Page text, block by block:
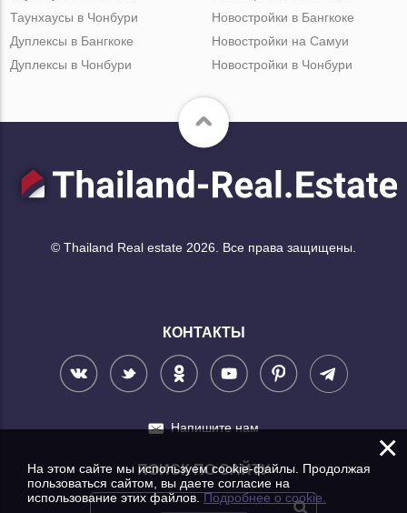
Таунхаусы в Чонбури
Дуплексы в Бангкоке
Дуплексы в Чонбури
Новостройки в Бангкоке
Новостройки на Самуи
Новостройки в Чонбури
© Thailand Real estate 2026. Все права защищены.
КОНТАКТЫ
Напишите нам
ПОИСК ПО САЙТУ
×
На этом сайте мы используем cookie-файлы. Продолжая
пользоваться сайтом, вы даете согласие на
использование этих файлов.Подробнее о cookie.